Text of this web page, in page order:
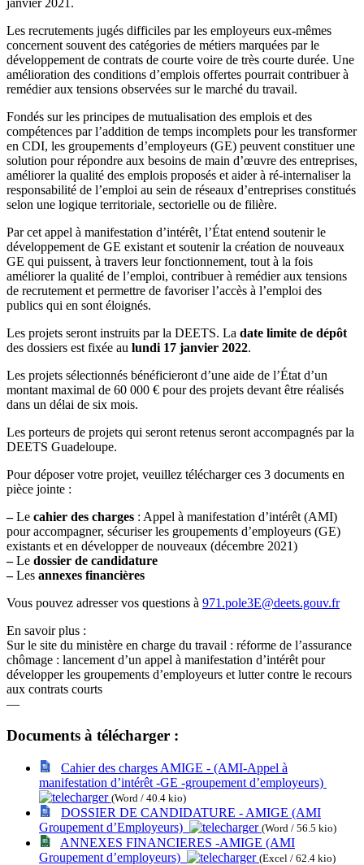
janvier 2021.
Les recrutements jugés difficiles par les employeurs eux-mêmes
concernent souvent des catégories de métiers marquées par le
développement de contrats de courte voire de très courte durée. Une
amélioration des conditions d’emplois offertes pourrait contribuer à
remédier aux tensions observées sur le marché du travail.
Fondés sur les principes de mutualisation des emplois et des
compétences par l’addition de temps incomplets pour les transformer
en CDI, les groupements d’employeurs (GE) peuvent constituer une
solution pour répondre aux besoins de main d’œuvre des entreprises,
améliorer la qualité des emplois proposés et aider à ré-internaliser la
responsabilité de l’emploi au sein de réseaux d’entreprises constitués
selon une logique territoriale, sectorielle ou de filière.
Par cet appel à manifestation d’intérêt, l’État entend soutenir le
développement de GE existant et soutenir la création de nouveaux
GE qui puissent, à travers leur fonctionnement, tout à la fois
améliorer la qualité de l’emploi, contribuer à remédier aux tensions
de recrutement et permettre de favoriser l’accès à l’emploi des
publics qui en sont éloignés.
Les projets seront instruits par la DEETS. La date limite de dépôt
des dossiers est fixée au lundi 17 janvier 2022.
Les projets sélectionnés bénéficieront d’une aide de l’État d’un
montant maximal de 60 000 € pour des projets devant être réalisés
dans un délai de six mois.
Les porteurs de projets qui seront retenus seront accompagnés par la
DEETS Guadeloupe.
Pour déposer votre projet, veuillez télécharger ces 3 documents en
pièce jointe :
–Le cahier des charges : Appel à manifestation d’intérêt (AMI)
pour accompagner, sécuriser les groupements d’employeurs (GE)
existants et en développer de nouveaux (décembre 2021)
–Le dossier de candidature
–Les annexes financières
Vous pouvez adresser vos questions à 971.pole3E@deets.gouv.fr
En savoir plus :
Sur le site du ministère en charge du travail : réforme de l’assurance
chômage : lancement d’un appel à manifestation d’intérêt pour
développer les groupements d’employeurs et lutter contre le recours
aux contrats courts
—
Documents à télécharger :
Cahier des charges AMIGE - (AMI-Appel à
manifestation d’intérêt -GE -groupement d’employeurs)
(Word / 40.4 kio)
DOSSIER DE CANDIDATURE - AMIGE (AMI
Groupement d’Employeurs)
(Word / 56.5 kio)
ANNEXES FINANCIERES -AMIGE (AMI
Groupement d’employeurs)
(Excel / 62.4 kio)